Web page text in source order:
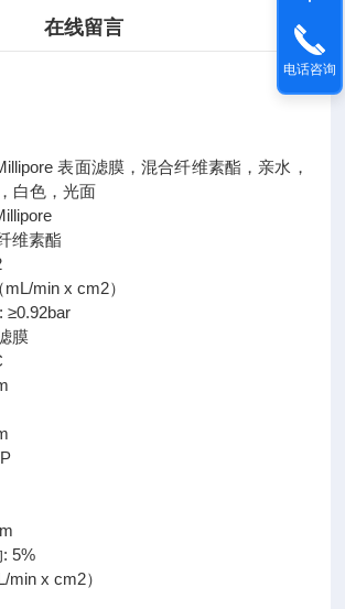
在线留言
表面滤膜，混合纤维素酯，亲水，
白色，光面
维素酯
min x cm2）
≥0.92bar
膜
5%
min x cm2）
电话咨询